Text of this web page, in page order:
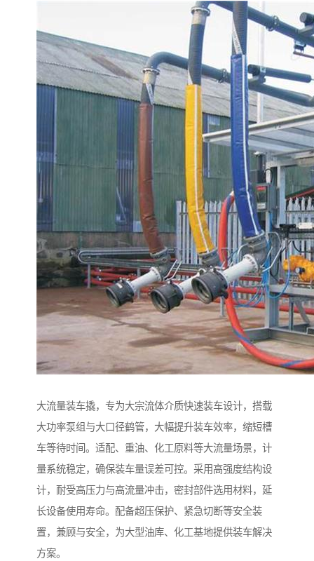
大流量装车撬，专为大宗流体介质快速装车设计，搭载
大功率泵组与大口径鹤管，大幅提升装车效率，缩短槽
车等待时间。适配、重油、化工原料等大流量场景，计
量系统稳定，确保装车量误差可控。采用高强度结构设
计，耐受高压力与高流量冲击，密封部件选用材料，延
长设备使用寿命。配备超压保护、紧急切断等安全装
置，兼顾与安全，为大型油库、化工基地提供装车解决
方案。